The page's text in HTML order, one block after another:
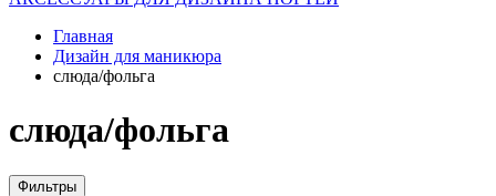
Главная
Дизайн для маникюра
слюда/фольга
слюда/фольга
Фильтры